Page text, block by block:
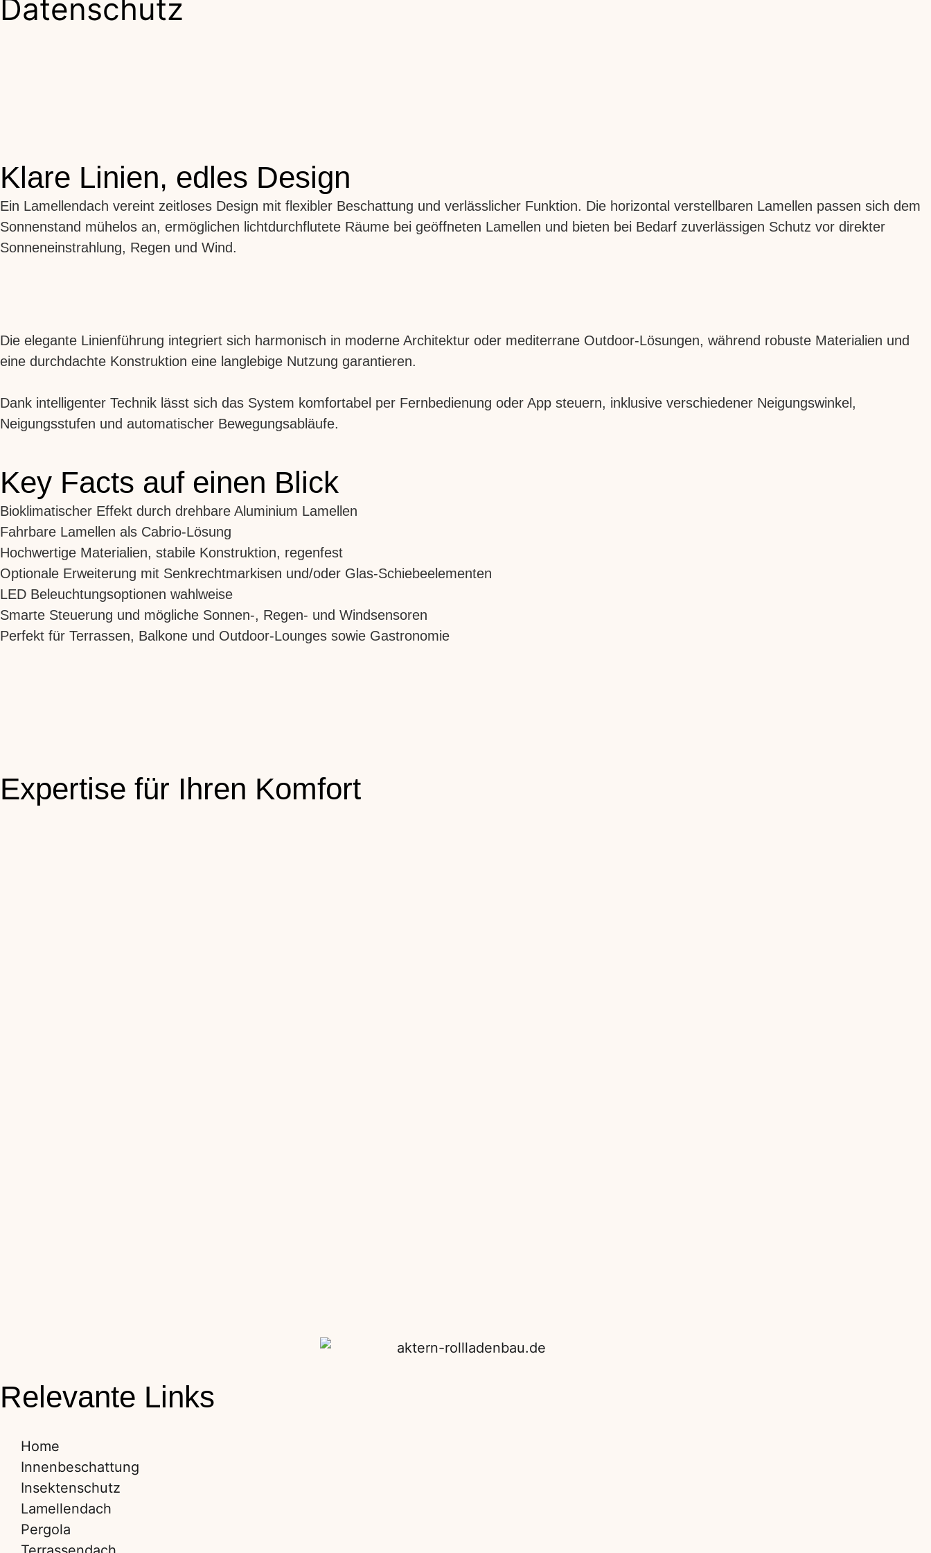
Datenschutz
Klare Linien, edles Design
Ein Lamellendach vereint zeitloses Design mit flexibler Beschattung und verlässlicher Funktion. Die horizontal verstellbaren Lamellen passen sich dem
Sonnenstand mühelos an, ermöglichen lichtdurchflutete Räume bei geöffneten Lamellen und bieten bei Bedarf zuverlässigen Schutz vor direkter
Sonneneinstrahlung, Regen und Wind. ​
Die elegante Linienführung integriert sich harmonisch in moderne Architektur oder mediterrane Outdoor-Lösungen, während robuste Materialien und
eine durchdachte Konstruktion eine langlebige Nutzung garantieren.
Dank intelligenter Technik lässt sich das System komfortabel per Fernbedienung oder App steuern, inklusive verschiedener Neigungswinkel,
Neigungsstufen und automatischer Bewegungsabläufe.
Key Facts auf einen Blick
Bioklimatischer Effekt durch drehbare Aluminium Lamellen
Fahrbare Lamellen als Cabrio-Lösung
Hochwertige Materialien, stabile Konstruktion, regenfest
Optionale Erweiterung mit Senkrechtmarkisen und/oder Glas-Schiebeelementen
LED Beleuchtungsoptionen wahlweise
Smarte Steuerung und mögliche Sonnen-, Regen- und Windsensoren
Perfekt für Terrassen, Balkone und Outdoor-Lounges sowie Gastronomie
Expertise für Ihren Komfort
Relevante Links
Home
Innenbeschattung
Insektenschutz
Lamellendach
Pergola